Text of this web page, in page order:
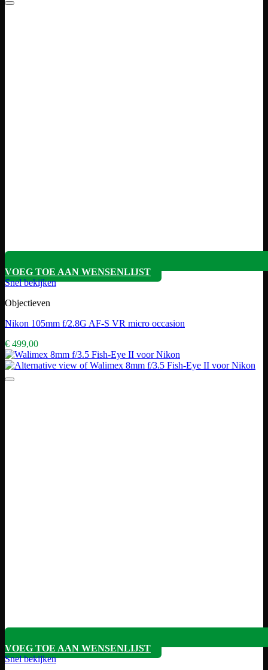
VOEG TOE AAN WENSENLIJST
Snel bekijken
Objectieven
Nikon 105mm f/2.8G AF-S VR micro occasion
€ 499,00
VOEG TOE AAN WENSENLIJST
Snel bekijken